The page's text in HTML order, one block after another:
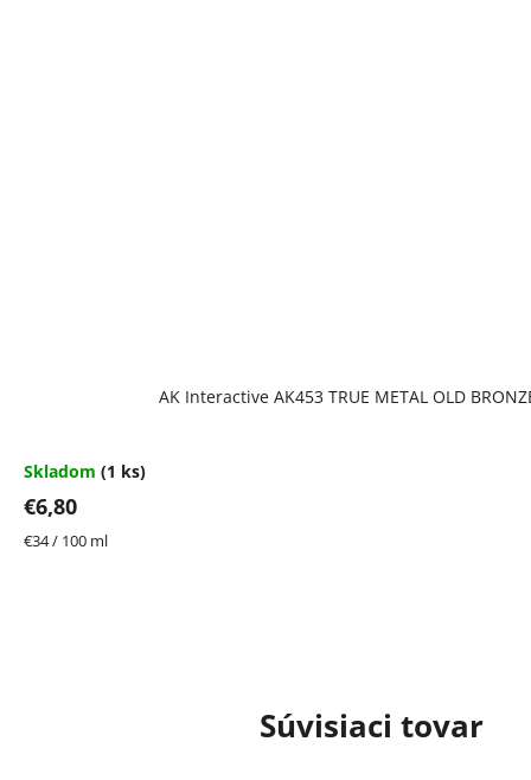
Súvisiaci tovar
AK Interactive AK453 TRUE METAL OLD
Skladom (1 ks)
€6,80
Jednotková
€34 / 100 ml